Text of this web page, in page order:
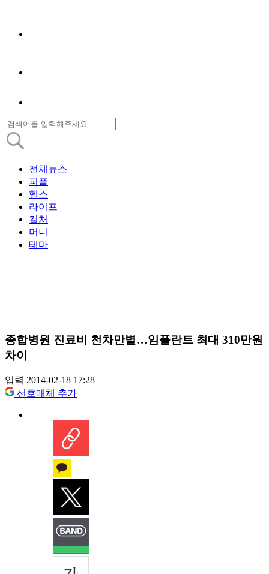
전체뉴스
피플
헬스
라이프
컬처
머니
테마
종합병원 진료비 천차만별…임플란트 최대 310만원
차이
입력 2014-02-18 17:28
선호매체 추가